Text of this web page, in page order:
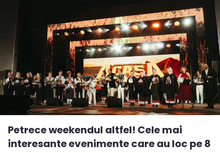
Petrece weekendul altfel! Cele mai
interesante evenimente care au loc pe 8